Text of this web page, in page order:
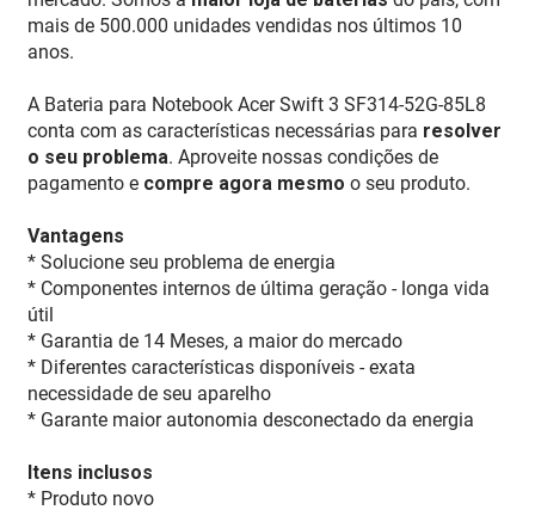
mais de 500.000 unidades vendidas nos últimos 10
anos.
A Bateria para Notebook Acer Swift 3 SF314-52G-85L8
conta com as características necessárias para resolver
o seu problema. Aproveite nossas condições de
pagamento e compre agora mesmo o seu produto.
Vantagens
* Solucione seu problema de energia
* Componentes internos de última geração - longa vida
útil
* Garantia de 14 Meses, a maior do mercado
* Diferentes características disponíveis - exata
necessidade de seu aparelho
* Garante maior autonomia desconectado da energia
Itens inclusos
* Produto novo